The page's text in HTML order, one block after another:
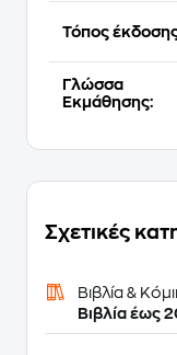
Τόπος
Γλώσσα
Εκμάθησης:
Σχετικές
Βιβλία &
Βιβλία έως